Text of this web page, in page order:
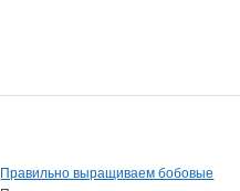
Правильно выращиваем бобовые